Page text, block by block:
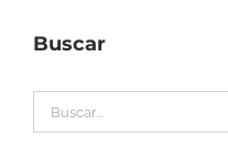
Buscar